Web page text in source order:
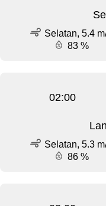
Selatan, 5.4
83 %
02:00
Selatan, 5.3
86 %